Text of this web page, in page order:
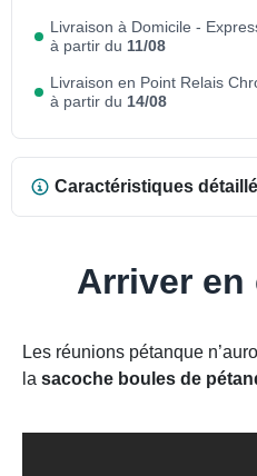
Livraison à Domicile -
à partir du 11/08
Livraison en Point Relais
à partir du 14/08
Caractéristiques
Arriver en
Les réunions pétanque
la sacoche boules de